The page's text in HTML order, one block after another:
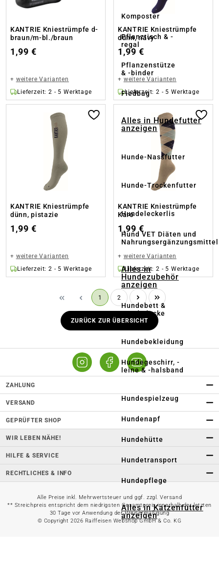
Komposter
Pflanztisch & -
regal
Pflanzenstütze
& -binder
Fledbag
Alles in Hundefutter
anzeigen
Hunde-Nassfutter
Hunde-Trockenfutter
Hundeleckerlis
Hund VET Diäten und
Nahrungsergänzungsmittel
Alles in
Hundezubehör
anzeigen
Hundebett &
Hundedecke
Hundebekleidung
Hundegeschirr, -
leine & -halsband
Hundespielzeug
Hundenapf
Hundehütte
Hundetransport
Hundepflege
Alles in Katzenfutter
anzeigen
KANTRIE Kniestrümpfe d-
braun/m-bl./braun
1,99 €
+ weitere Varianten
Lieferzeit: 2 - 5 Werktage
KANTRIE Kniestrümpfe
dünn, navy
1,99 €
+ weitere Varianten
Lieferzeit: 2 - 5 Werktage
KANTRIE Kniestrümpfe
dünn, pistazie
1,99 €
+ weitere Varianten
Lieferzeit: 2 - 5 Werktage
KANTRIE Kniestrümpfe
Karo
1,99 €
+ weitere Varianten
Lieferzeit: 2 - 5 Werktage
Seite
1 Seite
2
ZURÜCK ZUR ÜBERSICHT
ZAHLUNG
VERSAND
GEPRÜFTER SHOP
WIR LEBEN NÄHE!
HILFE & SERVICE
RECHTLICHES & INFO
Alle Preise inkl. Mehrwertsteuer und ggf. zzgl. Versand
** Streichpreis entspricht dem niedrigsten Gesamtpreis innerhalb der letzten
30 Tage vor Anwendung der Preisermäßigung
© Copyright 2026 Raiffeisen Webshop GmbH & Co. KG